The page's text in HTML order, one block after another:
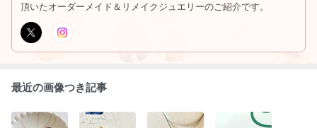
頂いたオーダーメイド＆リメイクジュエリーのご紹介です。
最近の画像つき記事